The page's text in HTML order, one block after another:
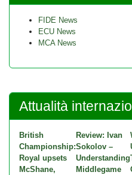
FIDE News
ECU News
MCA News
Attualità
British
Championship:
Royal upsets
McShane,
Review: Ivan
Sokolov –
Understanding
Middlegame